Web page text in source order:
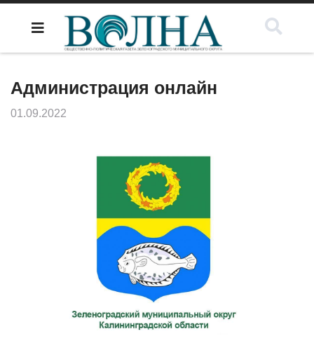
Администрация онлайн
01.09.2022